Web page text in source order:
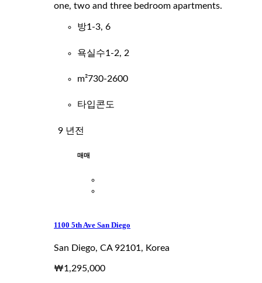
one, two and three bedroom apartments.
방1-3, 6
욕실수1-2, 2
m²730-2600
타입콘도
9 년전
매매
1100 5th Ave San Diego
San Diego, CA 92101, Korea
₩1,295,000